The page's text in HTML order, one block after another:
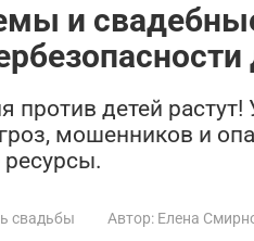
и
против детей растут!
мошенников и
свадьбы Автор: Елена